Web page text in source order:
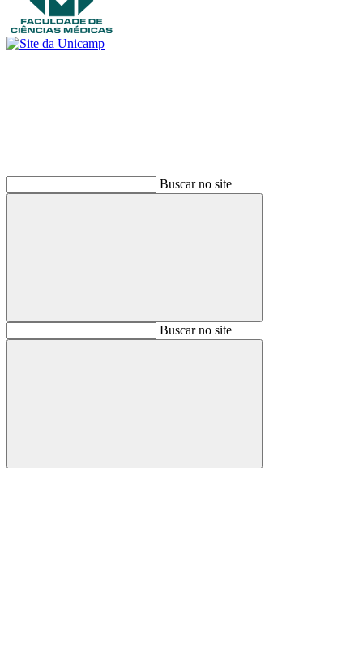
Buscar no site
BuscarBuscar no site
Buscar